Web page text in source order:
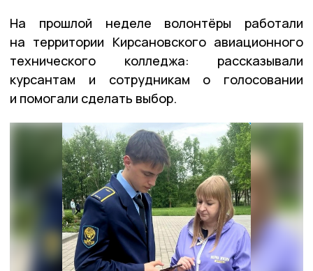
На прошлой неделе волонтёры работали
на территории Кирсановского авиационного
технического колледжа: рассказывали
курсантам и сотрудникам о голосовании
и помогали сделать выбор.